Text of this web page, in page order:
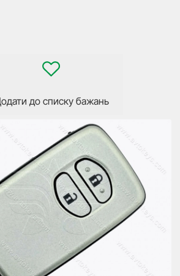
до списку бажань